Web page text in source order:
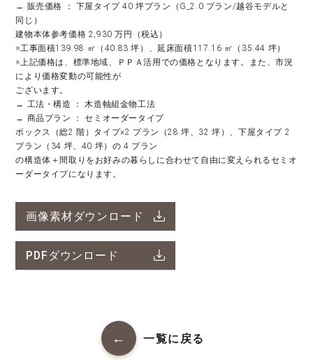
→ 販売価格 ： 下屋タイプ 40 坪プラン（G_2.0 プラン/越谷モデルと
同じ）
建物本体参考価格 2,930 万円（税込）
※工事面積139.98 ㎡（40.83 坪）、延床面積117.16 ㎡（35.44 坪）
※上記価格は、標準地域、ＰＰＡ活用での価格となります。また、市況
により価格変動の可能性が
ございます。
→ 工法・構造 ： 木造軸組金物工法
→ 商品プラン ： セミオーダータイプ
ボックス（総2 階）タイプ×2 プラン（28 坪、32 坪）、下屋タイプ 2
プラン（34 坪、40 坪）の 4 プラン
の構造体＋間取りをお好みの暮らしに合わせて自由に変えられるセミオ
ーダータイプになります。
画像素材ダウンロード
PDFダウンロード
一覧に戻る